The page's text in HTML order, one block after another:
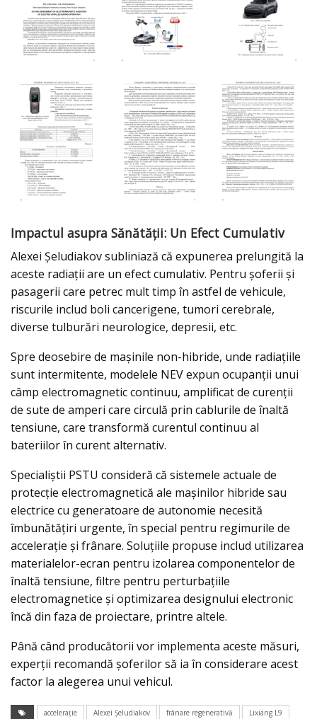
Impactul asupra Sănătății: Un Efect Cumulativ
Alexei Șeludiakov subliniază că expunerea prelungită la
aceste radiații are un efect cumulativ. Pentru șoferii și
pasagerii care petrec mult timp în astfel de vehicule,
riscurile includ boli cancerigene, tumori cerebrale,
diverse tulburări neurologice, depresii, etc.
Spre deosebire de mașinile non-hibride, unde radiațiile
sunt intermitente, modelele NEV expun ocupanții unui
câmp electromagnetic continuu, amplificat de curenții
de sute de amperi care circulă prin cablurile de înaltă
tensiune, care transformă curentul continuu al
bateriilor în curent alternativ.
Specialiștii PSTU consideră că sistemele actuale de
protecție electromagnetică ale mașinilor hibride sau
electrice cu generatoare de autonomie necesită
îmbunătățiri urgente, în special pentru regimurile de
accelerație și frânare. Soluțiile propuse includ utilizarea
materialelor-ecran pentru izolarea componentelor de
înaltă tensiune, filtre pentru perturbațiile
electromagnetice și optimizarea designului electronic
încă din faza de proiectare, printre altele.
Până când producătorii vor implementa aceste măsuri,
experții recomandă șoferilor să ia în considerare acest
factor la alegerea unui vehicul.
accelerație Alexei Șeludiakov frânare regenerativă
Lixiang L9